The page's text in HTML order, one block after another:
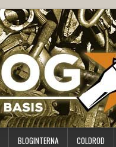
BLOGINTERNA COLDROD